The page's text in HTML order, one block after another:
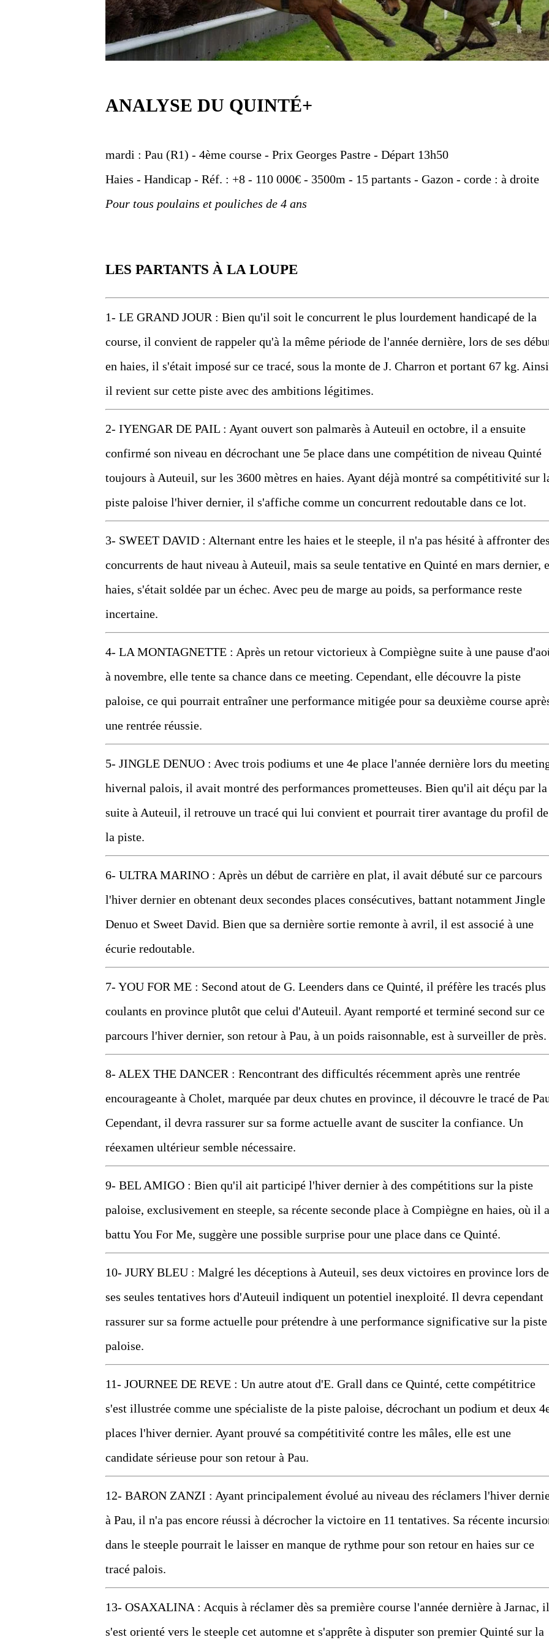
ANALYSE DU QUINTÉ+
mardi : Pau (R1) - 4ème course - Prix Georges Pastre - Départ 13h50
Haies - Handicap - Réf. : +8 - 110 000€ - 3500m - 15 partants - Gazon - corde : à droite
Pour tous poulains et pouliches de 4 ans
LES PARTANTS À LA LOUPE
1- LE GRAND JOUR : Bien qu'il soit le concurrent le plus lourdement handicapé de la
course, il convient de rappeler qu'à la même période de l'année dernière, lors de ses
en haies, il s'était imposé sur ce tracé, sous la monte de J. Charron et portant 67 kg.
il revient sur cette piste avec des ambitions légitimes.
2- IYENGAR DE PAIL : Ayant ouvert son palmarès à Auteuil en octobre, il a ensuite
confirmé son niveau en décrochant une 5e place dans une compétition de niveau Quinté
toujours à Auteuil, sur les 3600 mètres en haies. Ayant déjà montré sa compétitivité sur
piste paloise l'hiver dernier, il s'affiche comme un concurrent redoutable dans ce lot.
3- SWEET DAVID : Alternant entre les haies et le steeple, il n'a pas hésité à affronter des
concurrents de haut niveau à Auteuil, mais sa seule tentative en Quinté en mars dernier,
haies, s'était soldée par un échec. Avec peu de marge au poids, sa performance reste
incertaine.
4- LA MONTAGNETTE : Après un retour victorieux à Compiègne suite à une pause
à novembre, elle tente sa chance dans ce meeting. Cependant, elle découvre la piste
paloise, ce qui pourrait entraîner une performance mitigée pour sa deuxième course
une rentrée réussie.
5- JINGLE DENUO : Avec trois podiums et une 4e place l'année dernière lors du
hivernal palois, il avait montré des performances prometteuses. Bien qu'il ait déçu par la
suite à Auteuil, il retrouve un tracé qui lui convient et pourrait tirer avantage du profil de
la piste.
6- ULTRA MARINO : Après un début de carrière en plat, il avait débuté sur ce parcours
l'hiver dernier en obtenant deux secondes places consécutives, battant notamment Jingle
Denuo et Sweet David. Bien que sa dernière sortie remonte à avril, il est associé à une
écurie redoutable.
7- YOU FOR ME : Second atout de G. Leenders dans ce Quinté, il préfère les tracés plus
coulants en province plutôt que celui d'Auteuil. Ayant remporté et terminé second sur ce
parcours l'hiver dernier, son retour à Pau, à un poids raisonnable, est à surveiller de près.
8- ALEX THE DANCER : Rencontrant des difficultés récemment après une rentrée
encourageante à Cholet, marquée par deux chutes en province, il découvre le tracé de
Cependant, il devra rassurer sur sa forme actuelle avant de susciter la confiance. Un
réexamen ultérieur semble nécessaire.
9- BEL AMIGO : Bien qu'il ait participé l'hiver dernier à des compétitions sur la piste
paloise, exclusivement en steeple, sa récente seconde place à Compiègne en haies, où il a
battu You For Me, suggère une possible surprise pour une place dans ce Quinté.
10- JURY BLEU : Malgré les déceptions à Auteuil, ses deux victoires en province lors de
ses seules tentatives hors d'Auteuil indiquent un potentiel inexploité. Il devra cependant
rassurer sur sa forme actuelle pour prétendre à une performance significative sur la piste
paloise.
11- JOURNEE DE REVE : Un autre atout d'E. Grall dans ce Quinté, cette compétitrice
s'est illustrée comme une spécialiste de la piste paloise, décrochant un podium et deux
places l'hiver dernier. Ayant prouvé sa compétitivité contre les mâles, elle est une
candidate sérieuse pour son retour à Pau.
12- BARON ZANZI : Ayant principalement évolué au niveau des réclamers l'hiver
à Pau, il n'a pas encore réussi à décrocher la victoire en 11 tentatives. Sa récente
dans le steeple pourrait le laisser en manque de rythme pour son retour en haies sur ce
tracé palois.
13- OSAXALINA : Acquis à réclamer dès sa première course l'année dernière à Jarnac, il
s'est orienté vers le steeple cet automne et s'apprête à disputer son premier Quinté sur la